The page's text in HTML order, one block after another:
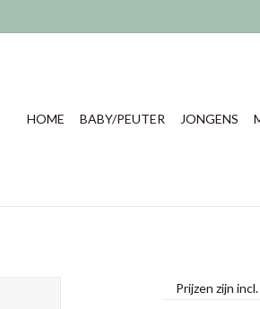
HOME BABY/PEUTER JONGENS
Prijzen zijn